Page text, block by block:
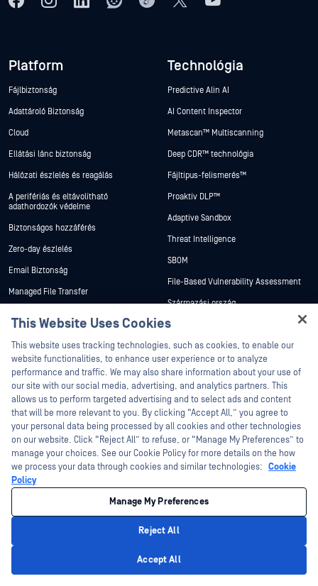
Platform
Fájlbiztonság
Adattároló Biztonság
Cloud
Ellátási lánc biztonság
Hálózati észlelés és reagálás
A perifériás és eltávolítható
adathordozók védelme
Biztonságos hozzáférés
Zero-day észlelés
Email Biztonság
Managed File Transfer
Adatdiódák és biztonsági átjárók
OEM megoldások
Hordozható malware szkennelés
Termékek
Az összes termék megtekintése
Megoldások
Védje meg az AI-t és az elemzéseket
tápláló adatokat
Technológia
Predictive Alin AI
AI Content Inspector
Metascan™ Multiscanning
Deep CDR™ technológia
Fájltípus-felismerés™
Proaktív DLP™
Adaptive Sandbox
Threat Intelligence
SBOM
File-Based Vulnerability Assessment
Származási ország
Archívum-kivonás
Technológiai Központ
Kutatóközpont
Akadémia
Az Akadémiáról
Tanúsítványok
Helyszíni képzés
Ösztöndíj program
Engedélyezett képzési program
A vállalatról
This Website Uses Cookies
This website uses tracking technologies, such as cookies, to enable our
website functionalities, to enhance user experience or to analyze
performance and traffic. We may also share information about your use of
our site with our social media, advertising, and analytics partners. This
allows us to perform targeted advertising and to select ads and content
that will be more relevant to you. By clicking “Accept All,” you agree to
your personal data being processed by all cookies and other technologies
on our website. Click “Reject All” to refuse, or “Manage My Preferences” to
manage your choices. See our Cookie Policy for more details on the how
we process your data through cookies and similar technologies: Cookie
Policy
Manage My Preferences
Reject All
Accept All
Hey there!
I'm Ozzy, your OPSWAT virtual assistant.
How can I help you secure what's critical
today?